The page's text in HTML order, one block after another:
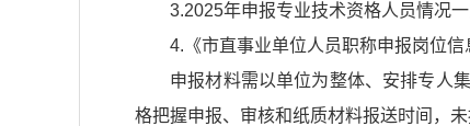
3.2025年申报专业技术资格人员情况
4.《市直事业单位人员职称申报岗位
申报材料需以单位为整体、安排专人
格把握申报、审核和纸质材料报送时间，